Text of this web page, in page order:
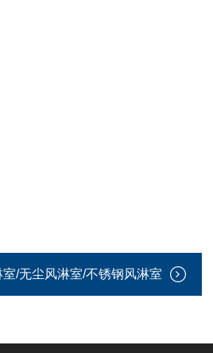
室/无尘风淋室/不锈钢风淋室